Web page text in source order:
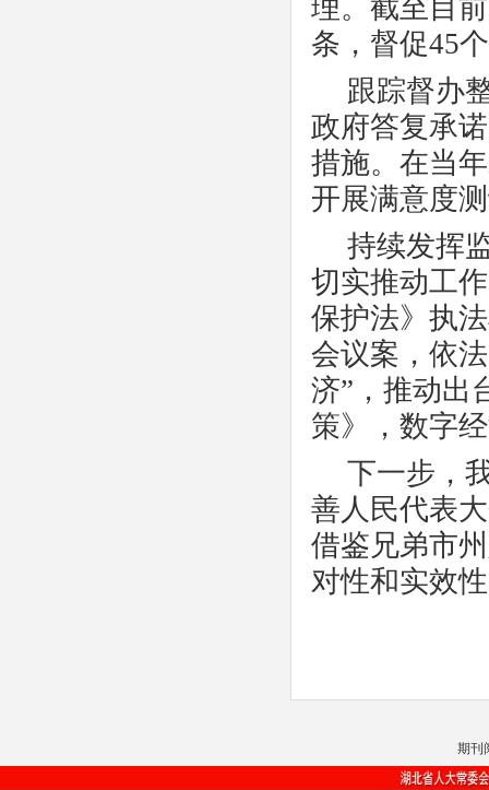
理。截至目
条，督促45
跟踪督办
政府答复承
措施。在当
开展满意度
持续发挥
切实推动工
保护法》执
会议案，依
济”，推动出
策》，数字
下一步，
善人民代表
借鉴兄弟市
对性和实效
期刊